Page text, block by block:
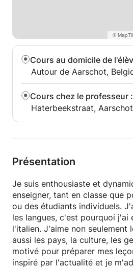
Cours au domicile de
Autour de Aarschot,
Cours chez le professeur :
Haterbeekstraat,
Présentation
Je suis enthousiaste et
enseigner, tant en classe que
ou des étudiants individuels.
les langues, c'est pourquoi j'ai
l'italien. J'aime non seulement
aussi les pays, la culture, les
motivé pour préparer mes
inspiré par l'actualité et je